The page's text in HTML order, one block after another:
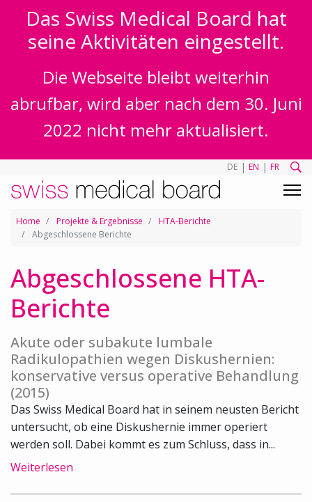
Das Swiss Medical Board hat
seine Aktivitäten eingestellt.
Die Webseite bleibt weiterhin
abrufbar, wird aber nach dem 30. Juni
2022 nicht mehr aktualisiert.
DE | EN | FR
Home Projekte & Ergebnisse
HTA-Berichte
Abgeschlossene Berichte
Abgeschlossene HTA-
Berichte
Akute oder subakute lumbale
Radikulopathien wegen Diskushernien:
konservative versus operative Behandlung
(2015)
Das Swiss Medical Board hat in seinem neusten Bericht
untersucht, ob eine Diskushernie immer operiert
werden soll. Dabei kommt es zum Schluss, dass in...
Weiterlesen